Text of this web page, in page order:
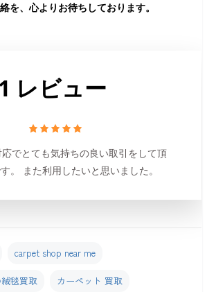
を、心よりお待ちしております。
1 レビュー
でとても気持ちの良い取引をして頂
。 また利用したいと思いました。
carpet shop near me
毯買取 カーペット 買取